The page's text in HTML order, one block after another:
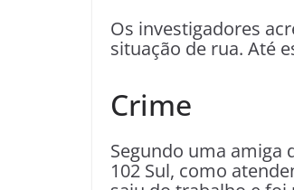
Os investigadores
situação de rua. Até
Crime
Segundo uma amiga
102 Sul, como